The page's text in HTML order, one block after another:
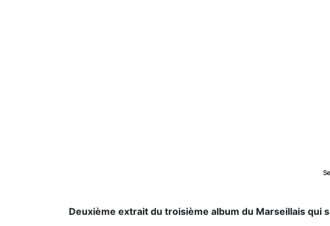
Deuxième extrait du troisième album du Marseillais qui